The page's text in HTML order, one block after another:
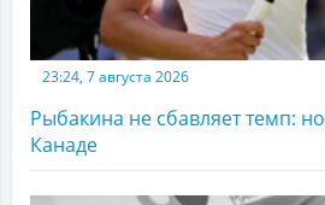
23:24, 7 августа 2026
Рыбакина не сбавляет темп:
Канаде